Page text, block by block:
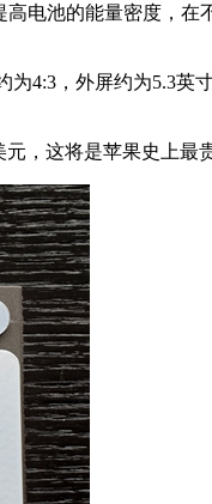
电池的能量密度，在
4:3，外屏约为5.3英
，这将是苹果史上最贵